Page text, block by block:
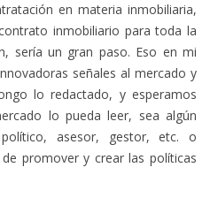
en materia inmobiliaria,
inmobiliario para toda la
sería un gran paso. Eso en mi
señales al mercado y
lo redactado, y esperamos
lo pueda leer, sea algún
asesor, gestor, etc. o
promover y crear las políticas